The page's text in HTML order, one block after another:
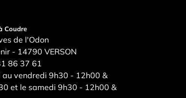
Coudre
de l'Odon
- 14790 VERSON
86 37 61
au vendredi 9h30 - 12h00 &
et le samedi 9h30 - 12h00 &